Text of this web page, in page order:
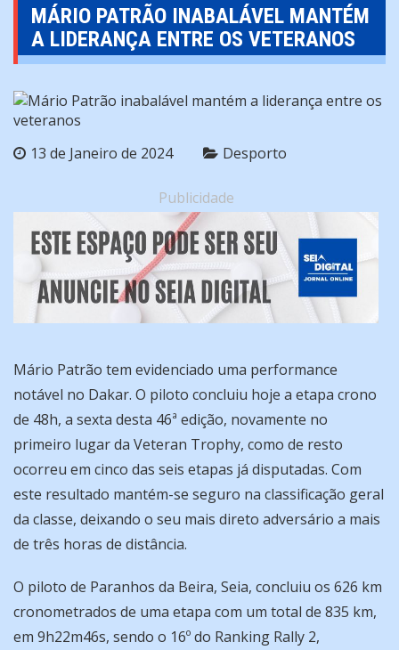
MÁRIO PATRÃO INABALÁVEL MANTÉM
A LIDERANÇA ENTRE OS VETERANOS
13 de Janeiro de 2024 Desporto
Publicidade
Mário Patrão tem evidenciado uma performance
notável no Dakar. O piloto concluiu hoje a etapa crono
de 48h, a sexta desta 46ª edição, novamente no
primeiro lugar da Veteran Trophy, como de resto
ocorreu em cinco das seis etapas já disputadas. Com
este resultado mantém-se seguro na classificação geral
da classe, deixando o seu mais direto adversário a mais
de três horas de distância.
O piloto de Paranhos da Beira, Seia, concluiu os 626 km
cronometrados de uma etapa com um total de 835 km,
em 9h22m46s, sendo o 16º do Ranking Rally 2,